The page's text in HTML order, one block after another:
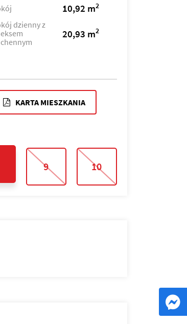
10,92 m2
dzienny z
20,93 m2
KARTA MIESZKANIA
9 10